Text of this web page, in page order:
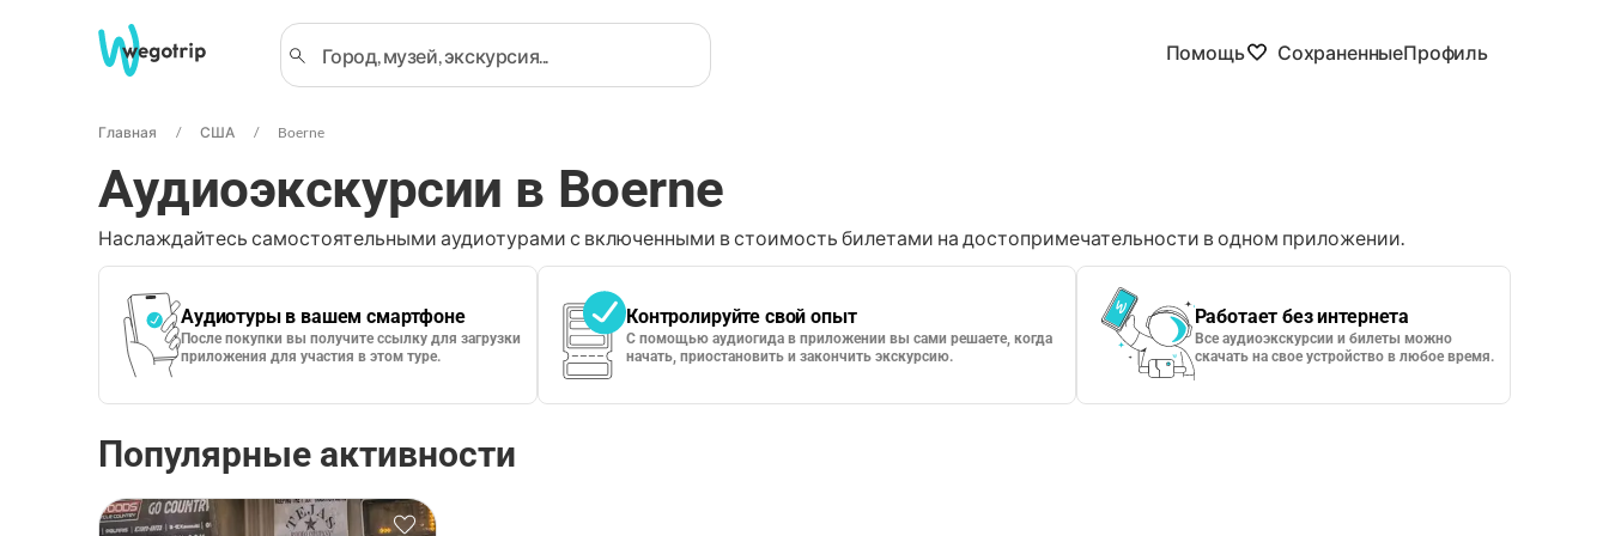
Помощь СохраненныеПрофиль
Главная США Boerne
Аудиоэкскурсии в Boerne
Наслаждайтесь самостоятельными аудиотурами с включенными в стоимость билетами на достопримечательности в одном приложении.
Аудиотуры в вашем смартфоне
После покупки вы получите ссылку для загрузки
приложения для участия в этом туре.
Контролируйте свой опыт
С помощью аудиогида в приложении вы сами решаете, когда
начать, приостановить и закончить экскурсию.
Работает без интернета
Все аудиоэкскурсии и билеты можно
скачать на свое устройство в любое время.
Популярные активности